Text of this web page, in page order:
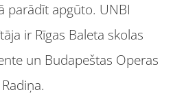
parādīt apgūto. UNBI
ir Rīgas Baleta skolas
un Budapeštas Operas